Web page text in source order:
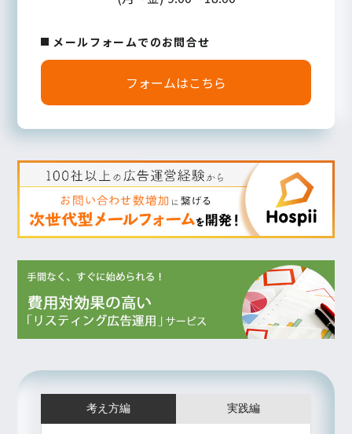
メールフォームでのお問合せ
フォームはこちら
考え方編 実践編